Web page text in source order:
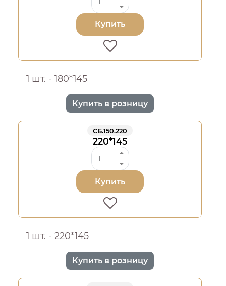
Купить
1 шт. - 180*145
Купить в розницу
СБ.150.220
220*145
Купить
1 шт. - 220*145
Купить в розницу